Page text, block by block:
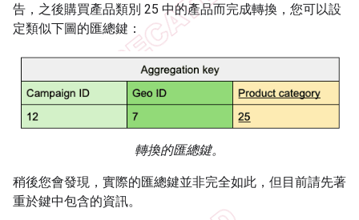
告，之後購買產品類別 25 中的產品而完成轉換，您可以設
定類似下圖的匯總鍵：
轉換的匯總鍵。
稍後您會發現，實際的匯總鍵並非完全如此，但目前請先著
重於鍵中包含的資訊。